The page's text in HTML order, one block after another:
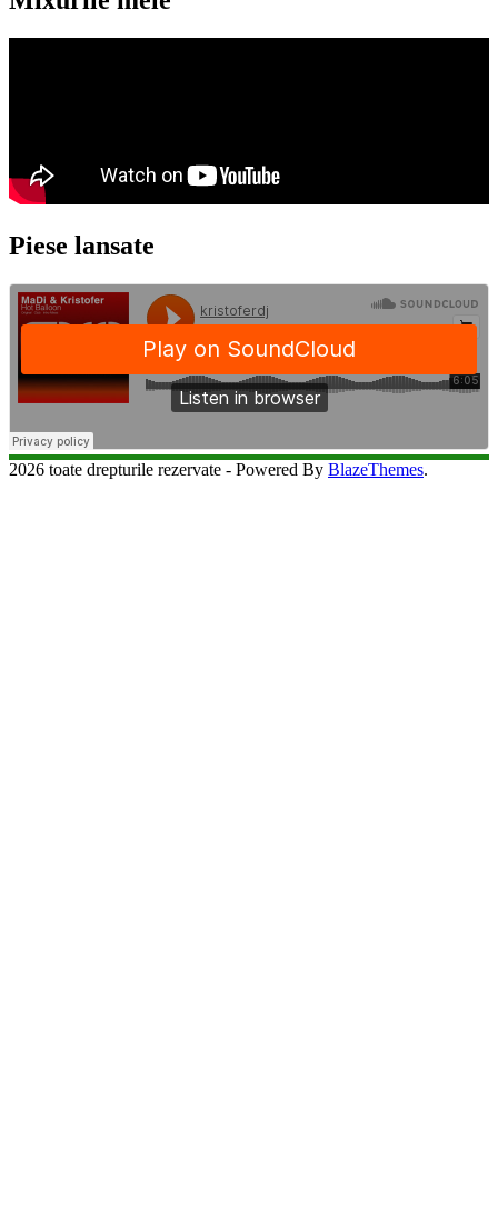
Piese lansate
2026 toate drepturile rezervate - Powered By BlazeThemes.